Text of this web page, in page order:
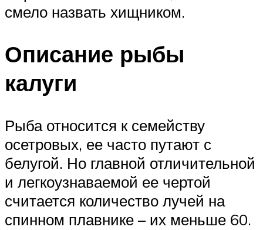
смело назвать хищником.
Описание рыбы
калуги
Рыба относится к семейству
осетровых, ее часто путают с
белугой. Но главной отличительной
и легкоузнаваемой ее чертой
считается количество лучей на
спинном плавнике – их меньше 60.